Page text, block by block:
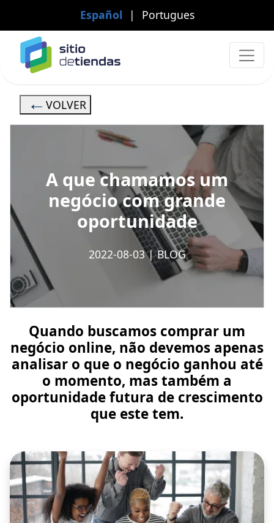
Español | Portugues
VOLVER
A que chamamos um
negócio com grande
oportunidade
2022-08-03|BLOG
Quando buscamos comprar um
negócio online, não devemos apenas
analisar o que o negócio ganhou até
o momento, mas também a
oportunidade futura de crescimento
que este tem.